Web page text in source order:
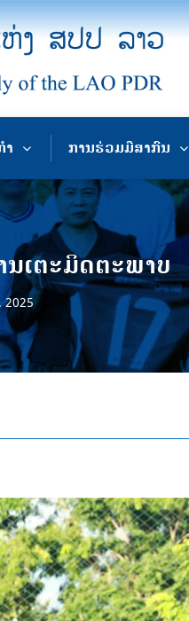
ຳ ການຮ່ວມມືສາກົນ
ນເຕະມິດຕະພາບ
2025